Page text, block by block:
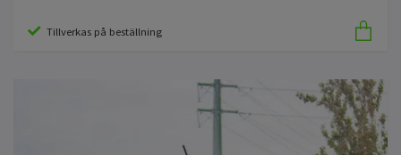
Tillverkas på beställning